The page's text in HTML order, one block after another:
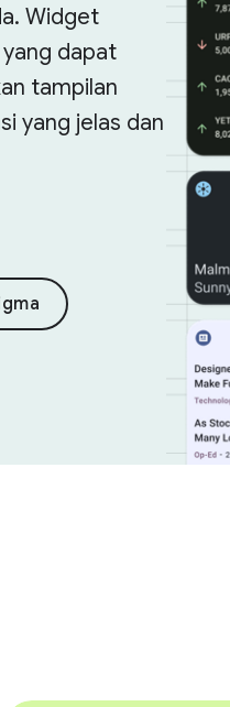
Widget
dapat
tampilan
yang jelas dan